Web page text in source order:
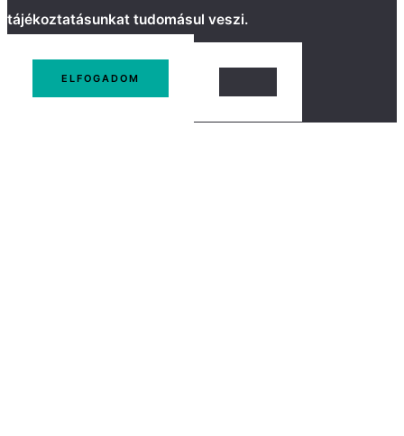
tájékoztatásunkat tudomásul veszi.
ELFOGADOM